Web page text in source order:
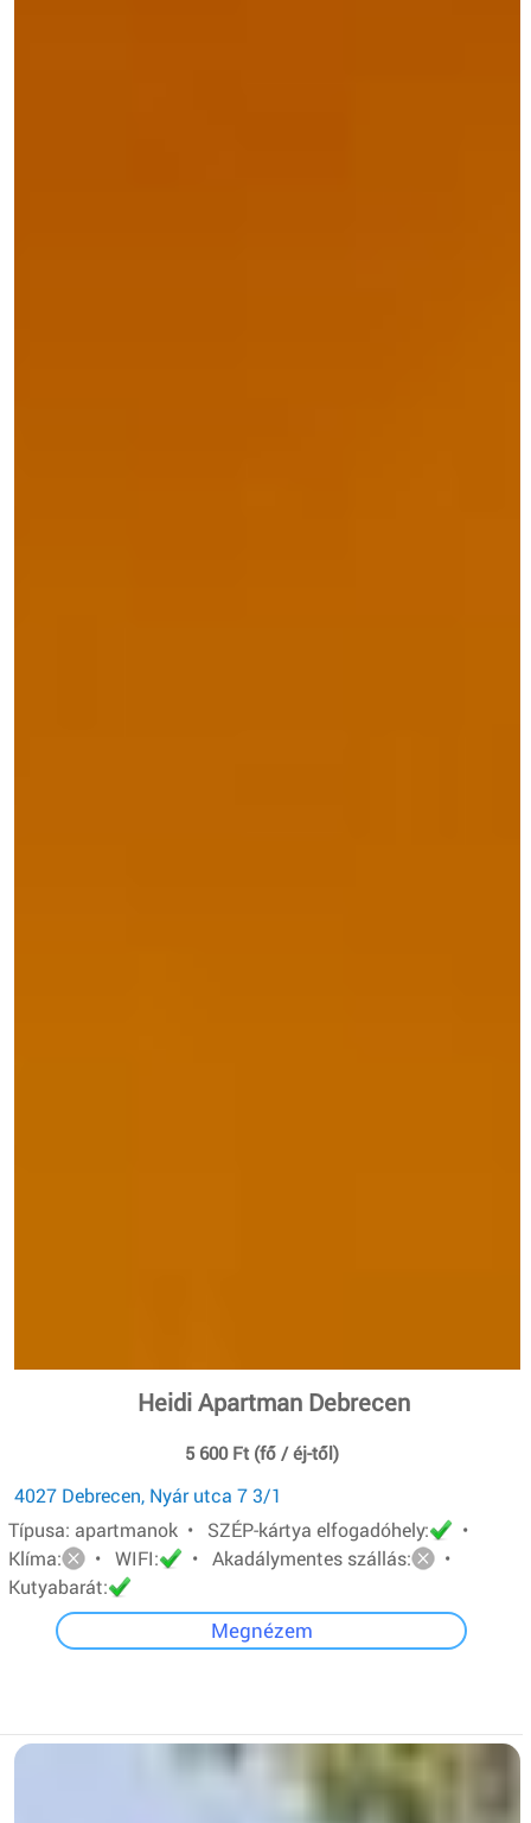
Heidi Apartman Debrecen
5 600 Ft (fő / éj-től)
4027 Debrecen, Nyár utca 7 3/1
Típusa: apartmanok • SZÉP-kártya elfogadóhely:
•
Klíma:
• WIFI: • Akadálymentes szállás:
•
Kutyabarát:
Megnézem